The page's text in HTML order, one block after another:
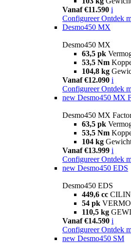
Vanaf €11.590 i
Configureer Ontdek
Desmo450 MX
Desmo450 MX
63,5 pk
53,5 Nm
104,8 kg
Vanaf €12.090 i
Configureer Ontdek
new Desmo450 MX
Desmo450 MX
63,5 pk
53,5 Nm
104 kg
Vanaf €13.999 i
Configureer Ontdek
new Desmo450 EDS
Desmo450 EDS
449,6 cc
54 pk
110,5 kg
Vanaf €14.590 i
Configureer Ontdek
new Desmo450 SM